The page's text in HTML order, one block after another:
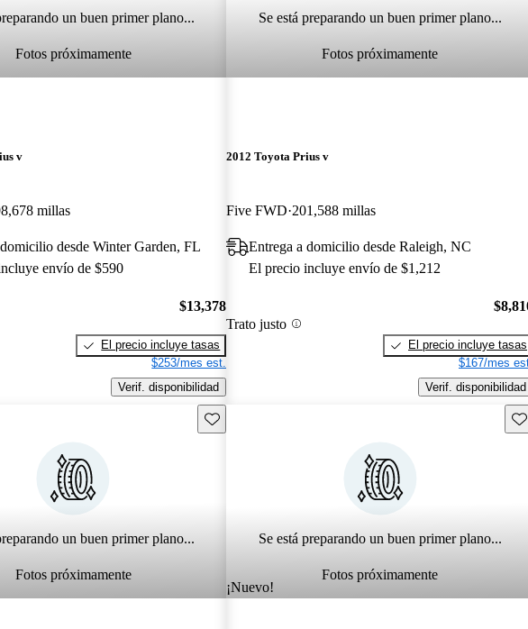
un buen primer plano...
Fotos próximamente
v
millas
desde Winter Garden, FL
envío de $590
$13,378
El precio incluye tasas
$253/mes est.
Verif. disponibilidad
Se está preparando un buen primer plano...
Fotos próximamente
2012 Toyota Prius v
Five FWD 201,588 millas
Entrega a domicilio desde Raleigh, NC
El precio incluye envío de $1,212
Trato justo
El precio incluye tasas
$167/mes
Verif. disponibilidad
un buen primer plano...
Fotos próximamente
Guarda este Aviso
Se está preparando un buen primer plano...
Fotos próximamente
¡Nuevo!